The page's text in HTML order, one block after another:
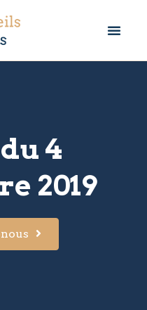
4
2019